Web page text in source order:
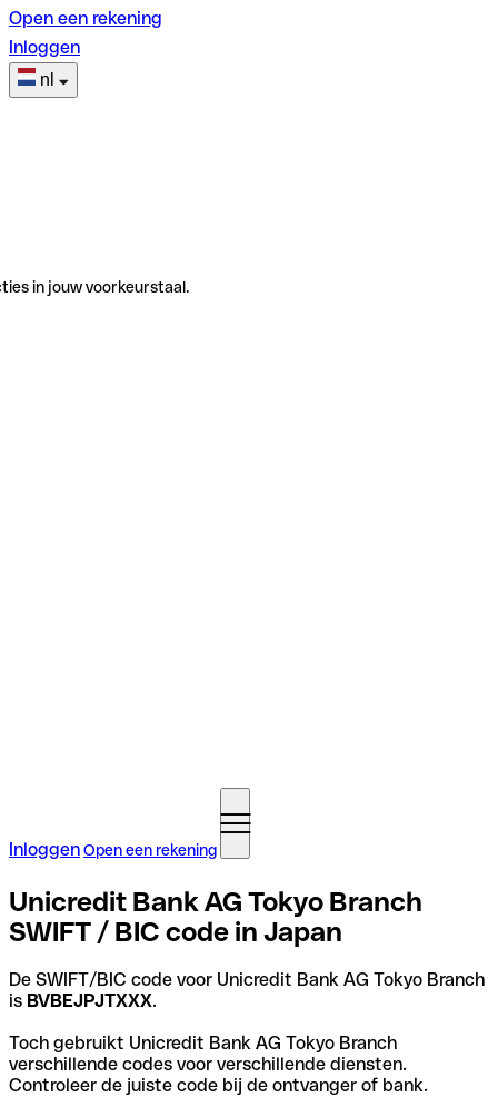
Open een rekening
Inloggen
nl
in jouw voorkeurstaal.
InloggenOpen een rekening
Unicredit Bank AG Tokyo Branch
SWIFT / BIC code in Japan
De SWIFT/BIC code voor Unicredit Bank AG Tokyo Branch
is BVBEJPJTXXX.
Toch gebruikt Unicredit Bank AG Tokyo Branch
verschillende codes voor verschillende diensten.
Controleer de juiste code bij de ontvanger of bank.